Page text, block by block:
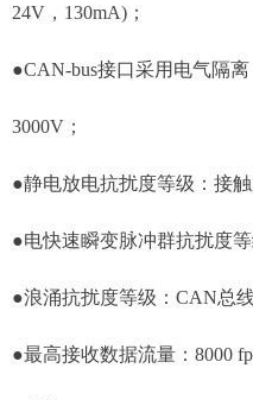
24V，130mA)；
●CAN-bus接口采用电气隔
3000V；
●静电放电抗扰度等级：接
●电快速瞬变脉冲群抗扰度
●浪涌抗扰度等级：CAN总
●最高接收数据流量：8000